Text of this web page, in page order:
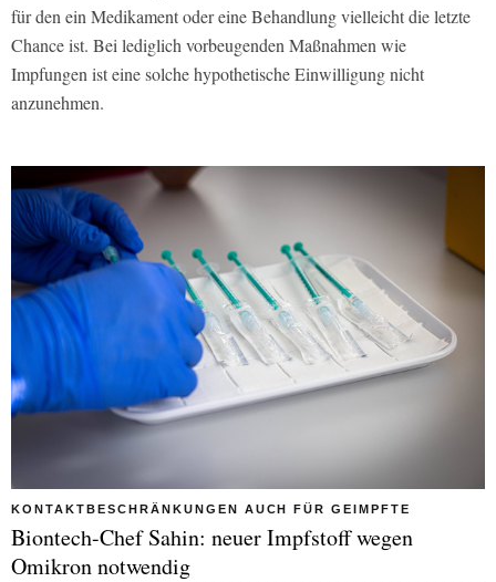
für den ein Medikament oder eine Behandlung vielleicht die letzte
Chance ist. Bei lediglich vorbeugenden Maßnahmen wie
Impfungen ist eine solche hypothetische Einwilligung nicht
anzunehmen.
KONTAKTBESCHRÄNKUNGEN AUCH FÜR GEIMPFTE
Biontech-Chef Sahin: neuer Impfstoff wegen
Omikron notwendig